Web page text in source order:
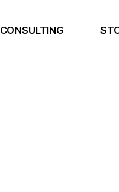
CONSULTING